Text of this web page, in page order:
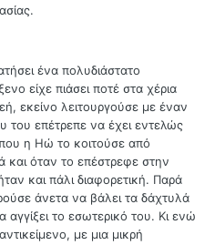
ένα πολυδιάστατο
είχε πιάσει ποτέ στα χέρια
εκείνο λειτουργούσε με έναν
του επέτρεπε να έχει εντελώς
η Ηώ το κοιτούσε από
και όταν το επέστρεφε στην
και πάλι διαφορετική. Παρά
άνετα να βάλει τα δάχτυλά
αγγίξει το εσωτερικό του. Κι ενώ
με μια μικρή